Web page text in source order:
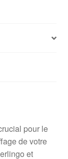
pour le
de votre
et